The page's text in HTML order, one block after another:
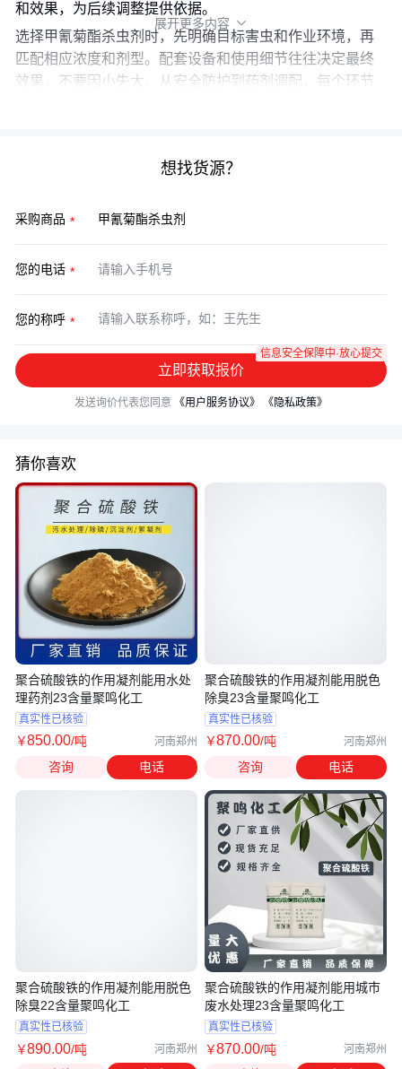
和效果，为后续调整提供依据。
选择甲氰菊酯杀虫剂时，先明确目标害虫和作业环境，再
匹配相应浓度和剂型。配套设备和使用细节往往决定最终
效果，不要因小失大。从安全防护到药剂调配，每个环节
展开更多内容 
想找货源？
采购商品
您的电话
您的称呼
立即获取报价
信息安全保障中·放心提交
发送询价代表您同意 《用户服务协议》 《隐私政策》
猜你喜欢
聚合硫酸铁的作用凝剂能用水处
理药剂23含量聚鸣化工
真实性已核验
￥850.00/吨 河南郑州
咨询 电话
聚合硫酸铁的作用凝剂能用脱色
除臭22含量聚鸣化工
真实性已核验
￥890.00/吨 河南郑州
聚合硫酸铁的作用凝剂能用脱色
除臭23含量聚鸣化工
真实性已核验
￥870.00/吨 河南郑州
咨询 电话
聚合硫酸铁的作用凝剂能用城市
废水处理23含量聚鸣化工
真实性已核验
￥870.00/吨 河南郑州